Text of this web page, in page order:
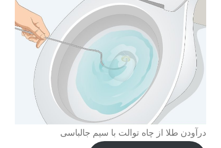
درآودن طلا از چاه توالت با سیم جالباسی